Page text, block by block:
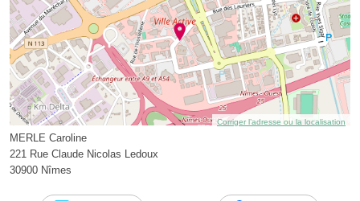
Corriger l’adresse ou la localisation
MERLE Caroline
221 Rue Claude Nicolas Ledoux
30900 Nîmes